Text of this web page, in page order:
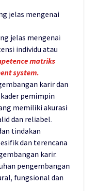
jelas mengenai
jelas mengenai
individu atau
matriks
system.
karir dan
pemimpin
memiliki akurasi
dan reliabel.
tindakan
dan terencana
karir.
pengembangan
fungsional dan